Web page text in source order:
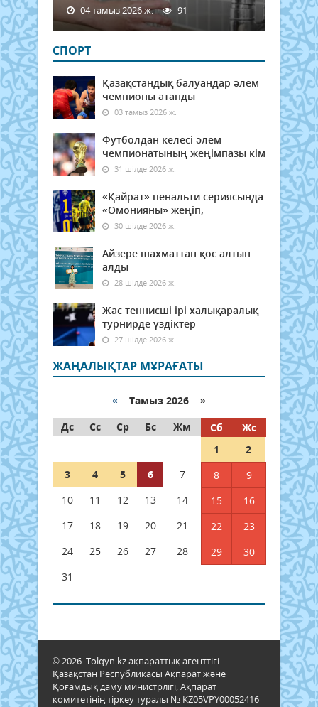
04 тамыз 2026 ж. 91
СПОРТ
Қазақстандық балуандар әлем
чемпионы атанды
03 тамыз 2026 ж.
Футболдан келесі әлем
чемпионатының жеңімпазы кім
31 шілде 2026 ж.
«Қайрат» пенальти сериясында
«Омонияны» жеңіп,
30 шілде 2026 ж.
Айзере шахматтан қос алтын
алды
28 шілде 2026 ж.
Жас теннисші ірі халықаралық
турнирде үздіктер
27 шілде 2026 ж.
ЖАҢАЛЫҚТАР МҰРАҒАТЫ
« Тамыз 2026 »
Дс
Сс Ср Бс Жм Сб
Жс
1
2
3
4 5 6 7 8
9
10
11 12 13 14 15
16
17
18 19 20 21 22
23
24
25 26 27 28 29
30
31
© 2026. Tolqyn.kz ақпараттық агенттігі.
Қазақстан Республикасы Ақпарат және
Қоғамдық даму министрлігі, Ақпарат
комитетінің тіркеу туралы № KZ05VPY00052416